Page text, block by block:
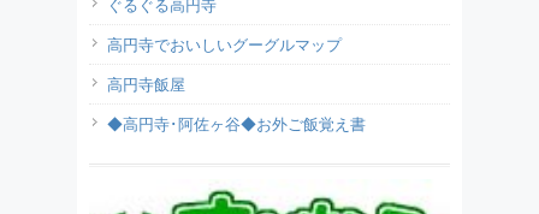
高円寺でおいしいグーグルマップ
高円寺飯屋
◆高円寺･阿佐ヶ谷◆お外ご飯覚え書